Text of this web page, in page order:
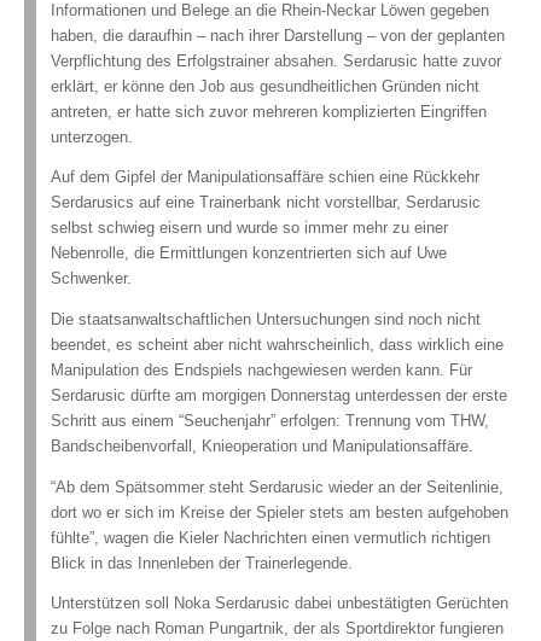
Informationen und Belege an die Rhein-Neckar Löwen gegeben
haben, die daraufhin – nach ihrer Darstellung – von der geplanten
Verpflichtung des Erfolgstrainer absahen. Serdarusic hatte zuvor
erklärt, er könne den Job aus gesundheitlichen Gründen nicht
antreten, er hatte sich zuvor mehreren komplizierten Eingriffen
unterzogen.
Auf dem Gipfel der Manipulationsaffäre schien eine Rückkehr
Serdarusics auf eine Trainerbank nicht vorstellbar, Serdarusic
selbst schwieg eisern und wurde so immer mehr zu einer
Nebenrolle, die Ermittlungen konzentrierten sich auf Uwe
Schwenker.
Die staatsanwaltschaftlichen Untersuchungen sind noch nicht
beendet, es scheint aber nicht wahrscheinlich, dass wirklich eine
Manipulation des Endspiels nachgewiesen werden kann. Für
Serdarusic dürfte am morgigen Donnerstag unterdessen der erste
Schritt aus einem “Seuchenjahr” erfolgen: Trennung vom THW,
Bandscheibenvorfall, Knieoperation und Manipulationsaffäre.
“Ab dem Spätsommer steht Serdarusic wieder an der Seitenlinie,
dort wo er sich im Kreise der Spieler stets am besten aufgehoben
fühlte”, wagen die Kieler Nachrichten einen vermutlich richtigen
Blick in das Innenleben der Trainerlegende.
Unterstützen soll Noka Serdarusic dabei unbestätigten Gerüchten
zu Folge nach Roman Pungartnik, der als Sportdirektor fungieren